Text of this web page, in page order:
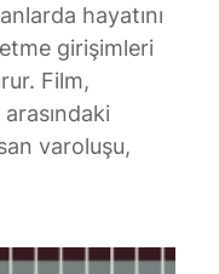
hayatını
girişimleri
Film,
varoluşu,